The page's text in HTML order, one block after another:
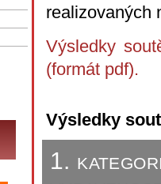
realizovaných
Výsledky
(formát pdf).
Výsledky
1.